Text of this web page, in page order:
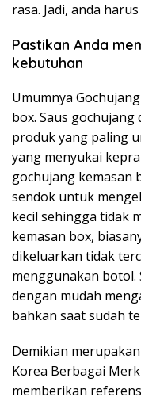
rasa. Jadi, anda
Pastikan Anda
kebutuhan
Umumnya
box. Saus
produk yang paling
yang menyukai
gochujang kemasan
sendok untuk
kecil sehingga tidak
kemasan box,
dikeluarkan tidak
menggunakan botol.
dengan mudah
bahkan saat sudah
Demikian
Korea Berbagai
memberikan